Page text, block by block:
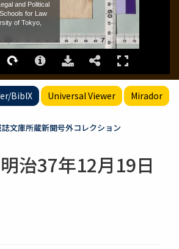
BibIX Universal Viewer Mirador
文庫所蔵新聞号外コレクション
治37年12月19日